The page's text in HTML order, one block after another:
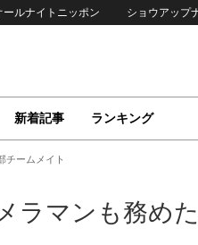
ールナイトニッポン ショウアップ
新着記事 ランキング
チームメイト
ラマンも務め